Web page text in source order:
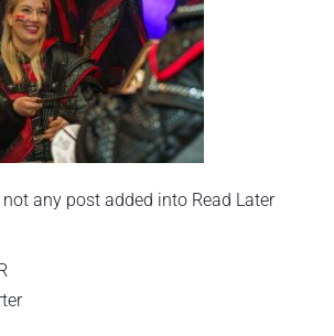
any post added into Read Later